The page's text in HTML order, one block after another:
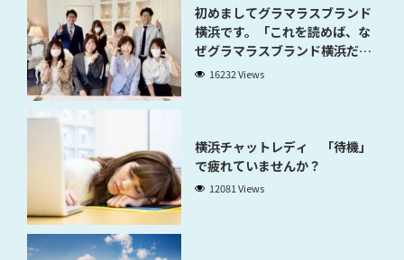
初めましてグラマラスブランド
横浜です。「これを読めば、な
ぜグラマラスブランド横浜だと
稼げるのかが分かります」
16232 Views
横浜チャットレディ 「待機」
で疲れていませんか？
12081 Views